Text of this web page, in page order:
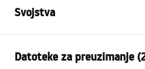
Svojstva
Materijal
Datoteke za preuzimanje